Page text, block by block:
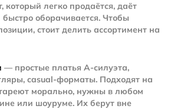
который легко продаётся, даёт
оборачивается. Чтобы
стоит делить ассортимент на
— простые платья А-силуэта,
casual-форматы. Подходят на
морально, нужны в любом
или шоуруме. Их берут вне